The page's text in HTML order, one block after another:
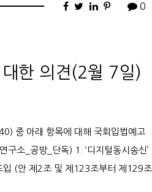
0
한 의견(2월 7일)
중 아래 항목에 대해 국회입법예고
소_공방_단독) 1. ‘디지털동시송신’
(안 제2조 및 제123조부터 제129조